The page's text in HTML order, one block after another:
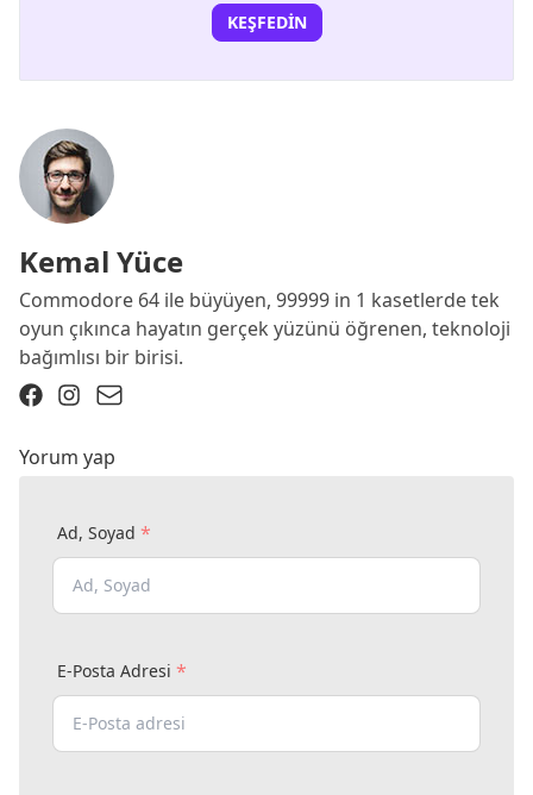
KEŞFEDIN
Kemal Yüce
Commodore 64 ile büyüyen, 99999 in 1 kasetlerde tek
oyun çıkınca hayatın gerçek yüzünü öğrenen, teknoloji
bağımlısı bir birisi.
Yorum yap
Ad, Soyad *
E-Posta Adresi *